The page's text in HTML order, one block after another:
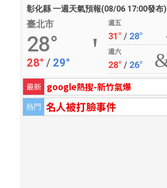
彰化縣 一週天氣預報(08/06 17:00發布)
臺北市
28°
28° / 29°
週五
31° / 28°
週六
28° / 26°
最新 google熱搜-新竹氣爆
熱門 名人被打臉事件